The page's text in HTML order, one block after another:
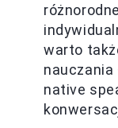
warto
native